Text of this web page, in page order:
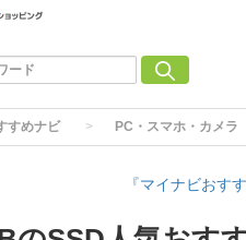
すめナビ PC・スマホ・カメラ
『マイナビおす